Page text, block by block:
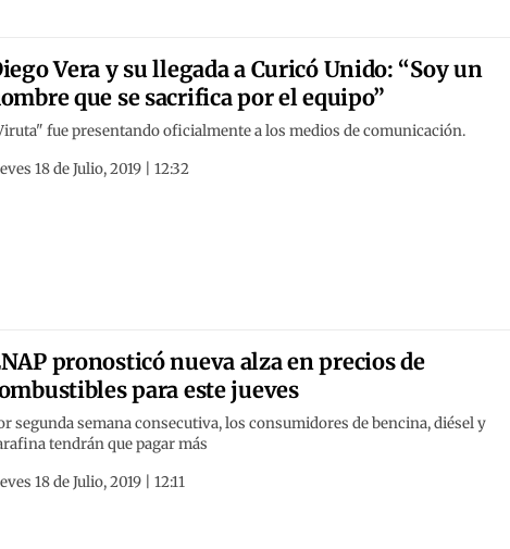
Vera y su llegada a Curicó Unido: “Soy un
que se sacrifica por el equipo”
fue presentando oficialmente a los medios de comunicación.
18 de Julio, 2019 | 12:32
pronosticó nueva alza en precios de
para este jueves
segunda semana consecutiva, los consumidores de bencina, diésel y
tendrán que pagar más
18 de Julio, 2019 | 12:11